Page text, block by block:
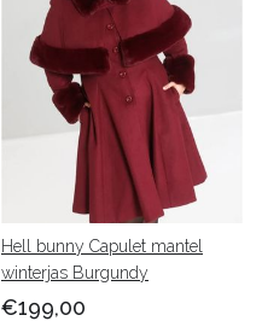
Hell bunny Capulet mantel
winterjas Burgundy
€199,00